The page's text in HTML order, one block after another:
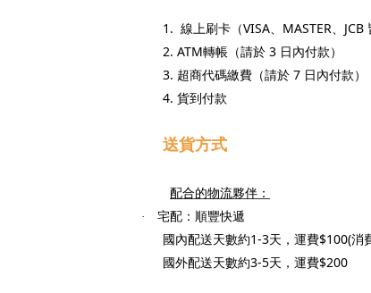
1. 線上刷卡（VISA、 MASTER、 JCB
2. ATM轉帳（請於 3 日內付款）
3. 超商代碼繳費（請於 7 日內付款）
4. 貨到付款
送貨方式
配合的物流夥伴：
·
宅配：順豐快遞
國內配送天數約1-3天，運費$100(消
國外配送天數約3-5天，運費$200